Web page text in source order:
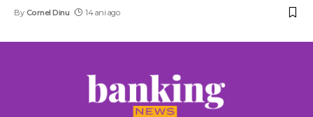
By Cornel Dinu 14 ani ago